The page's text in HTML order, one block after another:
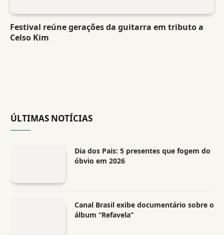
Festival reúne gerações da guitarra em tributo a
Celso Kim
ÚLTIMAS NOTÍCIAS
Dia dos Pais: 5 presentes que fogem do
óbvio em 2026
Canal Brasil exibe documentário sobre o
álbum “Refavela”